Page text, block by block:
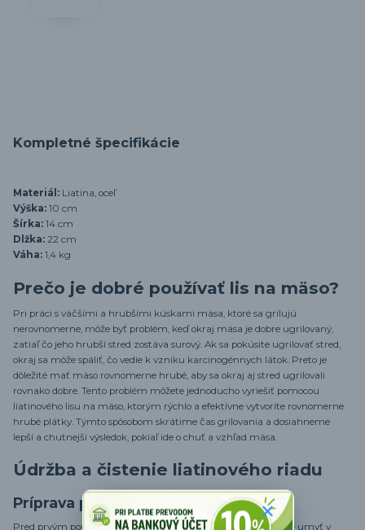
Kompletné špecifikácie
Materiál: Liatina, oceľ
Výška: 10 cm
Šírka: 14 cm
Dlžka: 22 cm
Váha: 1,4 kg
Prečo je dobré používať lis na mäso?
Pri práci s väčšími a hrubšími kúskami mäsa, ktoré sa grilujú
nerovnomerne, môže byť problém, keď okraj mäsa je dobre ugrilovaný,
zatiaľ čo jeho hrubší stred zostáva surový. Ak sa pokúsite ugrilovať stred,
okraj sa môže spáliť, čo vedie k vzniku karcinogénnych látok. Preto je
dôležité mať mäso rovnomerne hrubé, aby sa okraj aj stred ugrilovali
rovnako dobre. Tento problém môžete jednoducho vyriešiť pomocou
liatinového lisu na mäso, ktorým rýchlo a efektívne vytvoríte rovnomerne
hrubé plátky. Týmto spôsobom skrátime čas grilovania a dosiahneme
lepší a chutnejší výsledok, pokiaľ ide o chuť a vzhľad mäsa.
Údržba a čistenie liatinového riadu
Príprava pred prvým použitím
Pred prvým použitím liatinového riadu je dôležité ho dôkladne umyť v